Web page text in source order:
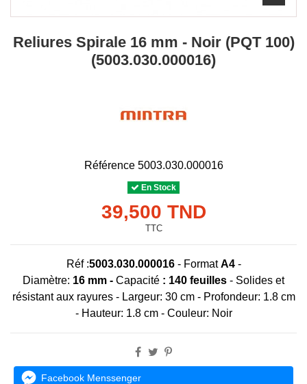
Reliures Spirale 16 mm - Noir (PQT 100)
(5003.030.000016)
Référence 5003.030.000016
En Stock
39,500 TND
TTC
Réf :5003.030.000016 - FormatA4 -
Diamètre: 16 mm - Capacité : 140 feuilles - Solides et
résistant aux rayures - Largeur: 30 cm - Profondeur: 1.8 cm
- Hauteur: 1.8 cm - Couleur: Noir
Facebook Menssenger